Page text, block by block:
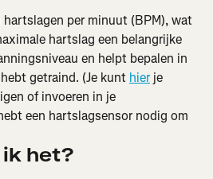
per minuut (BPM), wat
hartslag een belangrijke
en helpt bepalen in
getraind. (Je kunt hier je
of invoeren in je
een hartslagsensor nodig om
het?